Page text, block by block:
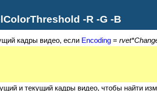
-R -G -B
кадры видео, если Encoding =
и текущий кадры видео, чтобы найти